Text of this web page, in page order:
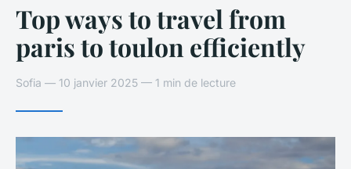
Top ways to travel from
paris to toulon efficiently
Sofia — 10 janvier 2025 — 1 min de lecture